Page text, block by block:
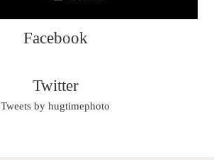
Facebook
Twitter
Tweets by hugtimephoto